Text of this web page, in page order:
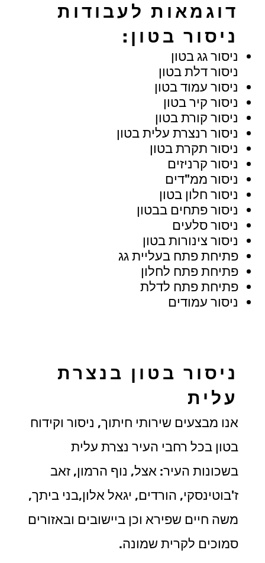
דוגמאות לעבודות
ניסור בטון:
ניסור גג בטון
ניסור דלת בטון
ניסור עמוד בטון
ניסור קיר בטון
ניסור קורת בטון
ניסור רנצרת עלית בטון
ניסור תקרת בטון
ניסור קרניזים
ניסור ממ"דים
ניסור חלון בטון
ניסור פתחים בבטון
ניסור סלעים
ניסור צינורות בטון
פתיחת פתח בעליית גג
פתיחת פתח לחלון
פתיחת פתח לדלת
ניסור עמודים
ניסור בטון בנצרת
עלית
אנו מבצעים שירותי חיתוך, ניסור וקידוח
בטון בכל רחבי העיר נצרת עלית
בשכונות העיר: אצל, נוף הרמון, זאב
ז'בוטינסקי, הורדים, יגאל אלון,בני ביתך,
משה חיים שפירא וכן ביישובים ובאזורים
סמוכים לקרית שמונה.